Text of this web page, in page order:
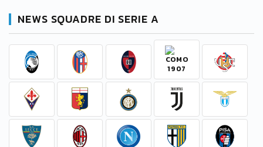
NEWS SQUADRE DI SERIE A